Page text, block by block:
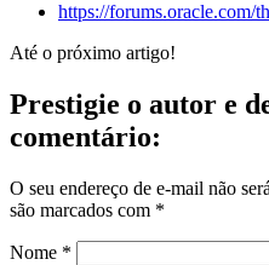
https://forums.oracle.com/
Até o próximo artigo!
Prestigie o autor e
comentário:
O seu endereço de e-mail não
são marcados com *
Nome *